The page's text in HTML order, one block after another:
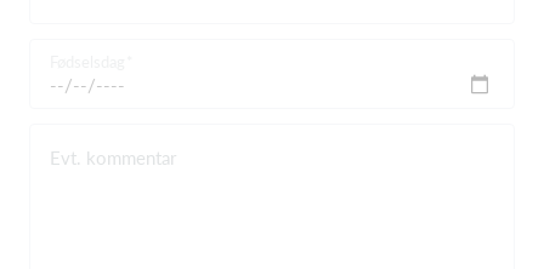
Evt. kommentar